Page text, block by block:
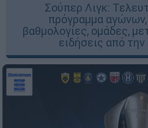
Σούπερ Λιγκ:
πρόγραμμα
βαθμολογίες, ομάδες,
ειδήσεις από